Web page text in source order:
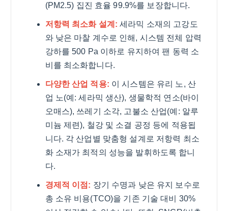
(PM2.5) 집진 효율 99.9%를 보장합니다.
저항력 최소화 설계: 세라믹 소재의 고강도
와 낮은 마찰 계수로 인해, 시스템 전체 압력
강하를 500 Pa 이하로 유지하여 팬 동력 소
비를 최소화합니다.
다양한 산업 적용: 이 시스템은 유리 노, 산
업 노(예: 세라믹 생산), 생물학적 연소(바이
오매스), 쓰레기 소각, 고불소 산업(예: 알루
미늄 제련), 철강 및 소결 공정 등에 적용됩
니다. 각 산업별 맞춤형 설계로 저항력 최소
화 소재가 최적의 성능을 발휘하도록 합니
다.
경제적 이점: 장기 수명과 낮은 유지 보수로
총 소유 비용(TCO)을 기존 기술 대비 30%